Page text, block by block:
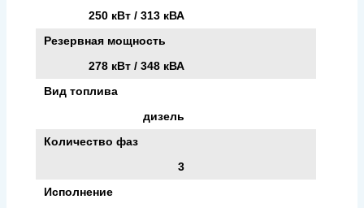
250 кВт / 313 кВА
Резервная мощность
278 кВт / 348 кВА
Вид топлива
дизель
Количество фаз
3
Исполнение